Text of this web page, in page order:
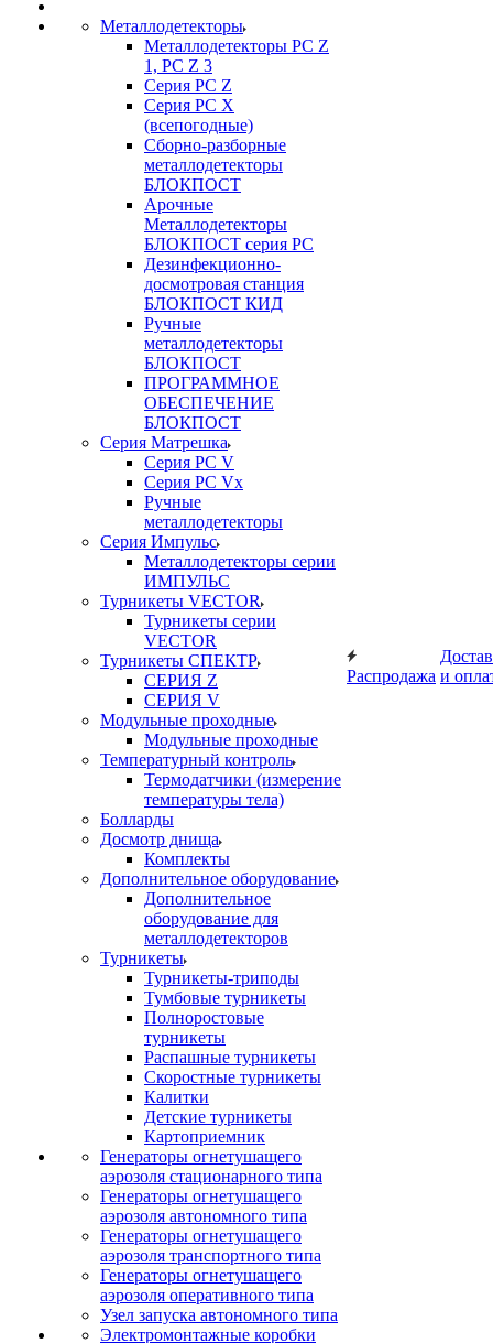
Металлодетекторы
Металлодетекторы РС Z
1, PC Z 3
Серия РС Z
Серия РС X
(всепогодные)
Сборно-разборные
металлодетекторы
БЛОКПОСТ
Арочные
Металлодетекторы
БЛОКПОСТ серия РС
Дезинфекционно-
досмотровая станция
БЛОКПОСТ КИД
Ручные
металлодетекторы
БЛОКПОСТ
ПРОГРАММНОЕ
ОБЕСПЕЧЕНИЕ
БЛОКПОСТ
Серия Матрешка
Серия PC V
Серия PC Vx
Ручные
металлодетекторы
Серия Импульс
Металлодетекторы серии
ИМПУЛЬС
Турникеты VECTOR
Турникеты серии
VECTOR
Турникеты СПЕКТР
СЕРИЯ Z
СЕРИЯ V
Модульные проходные
Модульные проходные
Температурный контроль
Термодатчики (измерение
температуры тела)
Болларды
Досмотр днища
Комплекты
Дополнительное оборудование
Дополнительное
оборудование для
металлодетекторов
Турникеты
Турникеты-триподы
Тумбовые турникеты
Полноростовые
турникеты
Распашные турникеты
Скоростные турникеты
Калитки
Детские турникеты
Картоприемник
Генераторы огнетушащего
аэрозоля стационарного типа
Генераторы огнетушащего
аэрозоля автономного типа
Генераторы огнетушащего
аэрозоля транспортного типа
Генераторы огнетушащего
аэрозоля оперативного типа
Узел запуска автономного типа
Электромонтажные коробки
Распродажа и